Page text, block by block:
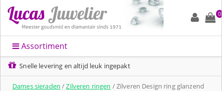
0
Assortiment
Snelle levering en altijd leuk ingepakt
Dames sieraden /Zilveren ringen / Zilveren Design ring glanzend